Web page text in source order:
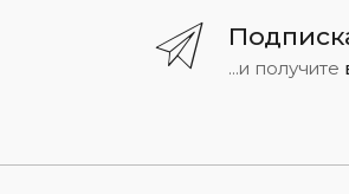
...и получите